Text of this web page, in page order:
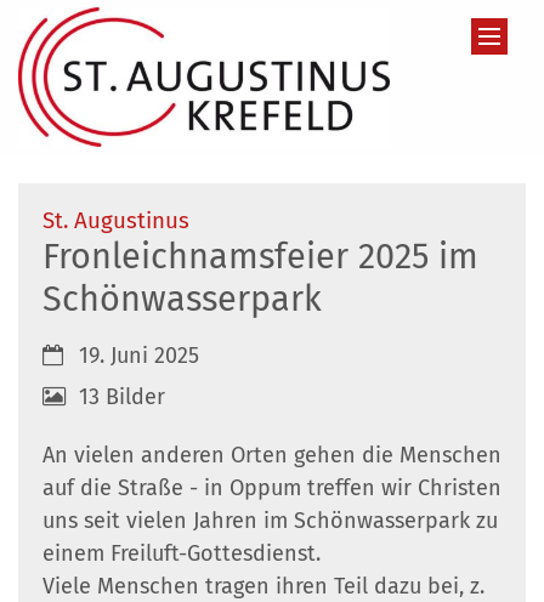
Zum Inhalt springen
St. Augustinus
Fronleichnamsfeier 2025 im
Schönwasserpark
Datum:19. Juni 2025
13 Bilder
An vielen anderen Orten gehen die Menschen
auf die Straße - in Oppum treffen wir Christen
uns seit vielen Jahren im Schönwasserpark zu
einem Freiluft-Gottesdienst.
Viele Menschen tragen ihren Teil dazu bei, z.